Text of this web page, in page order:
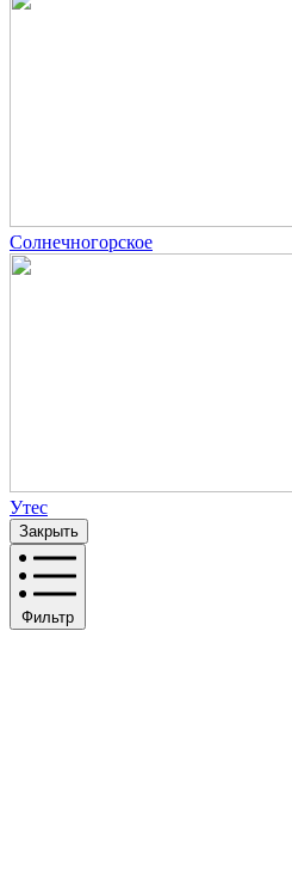
Солнечногорское
Утес
Закрыть
Фильтр